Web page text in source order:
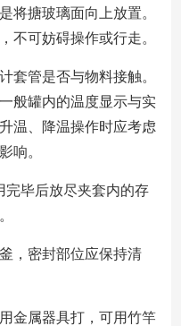
将搪玻璃面向上放置。
不可妨碍操作或行走。
套管是否与物料接触。
般罐内的温度显示与实
温、降温操作时应考虑
响。
毕后放尽夹套内的存
，密封部位应保持清
金属器具打，可用竹竿